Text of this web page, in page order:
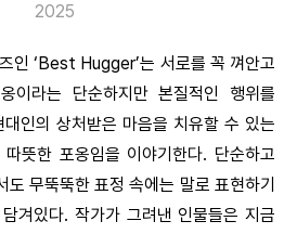
2025
인 ‘Best Hugger’는 서로를 꼭 껴안고
이라는 단순하지만 본질적인 행위를
인의 상처받은 마음을 치유할 수 있는
뜻한 포옹임을 이야기한다. 단순하고
무뚝뚝한 표정 속에는 말로 표현하기
겨있다. 작가가 그려낸 인물들은 지금